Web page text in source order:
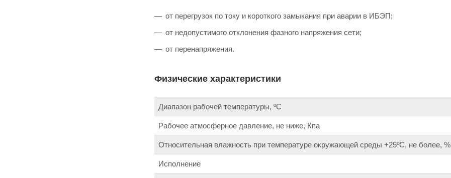
от перегрузок по току и короткого замыкания при аварии в ИБЭП;
от недопустимого отклонения фазного напряжения сети;
от перенапряжения.
Физические характеристики
Диапазон рабочей температуры, ºС
Рабочее атмосферное давление, не ниже, Кпа
Относительная влажность при температуре окружающей среды +25ºС, не более, %
Исполнение